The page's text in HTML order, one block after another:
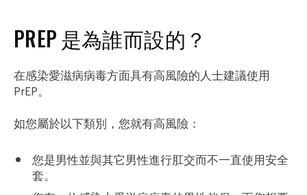
PREP 是為誰而設的？
在感染愛滋病病毒方面具有高風險的人士建議使用
PrEP。
如您屬於以下類別，您就有高風險：
您是男性並與其它男性進行肛交而不一直使用安全
套。